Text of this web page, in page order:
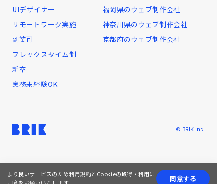
UIデザイナー
リモートワーク実施
副業可
フレックスタイム制
新卒
実務未経験OK
福岡県のウェブ制作会社
神奈川県のウェブ制作会社
京都府のウェブ制作会社
© BRIK Inc.
より良いサービスのため利用規約とCookieの取得・利用に
同意する